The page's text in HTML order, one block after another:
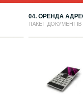
04. ОРЕНДА
ПАКЕТ ДОКУМЕНТІВ